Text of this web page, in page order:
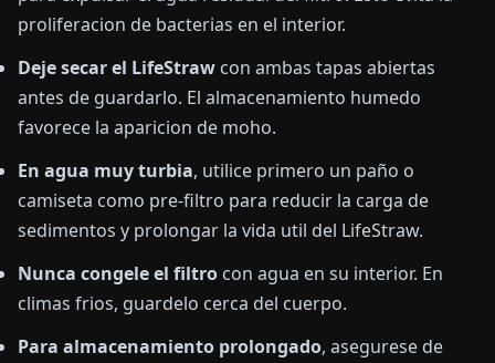
proliferacion de bacterias en el interior.
Deje secar el LifeStraw con ambas tapas abiertas
antes de guardarlo. El almacenamiento humedo
favorece la aparicion de moho.
En agua muy turbia, utilice primero un paño o
camiseta como pre-filtro para reducir la carga de
sedimentos y prolongar la vida util del LifeStraw.
Nunca congele el filtro con agua en su interior. En
climas frios, guardelo cerca del cuerpo.
Para almacenamiento prolongado, asegurese de